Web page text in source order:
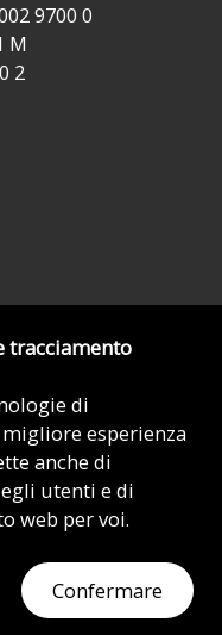
9700 0
M
2
(ACN)
tracciamento
di
esperienza
anche di
utenti e di
web per voi.
Confermare